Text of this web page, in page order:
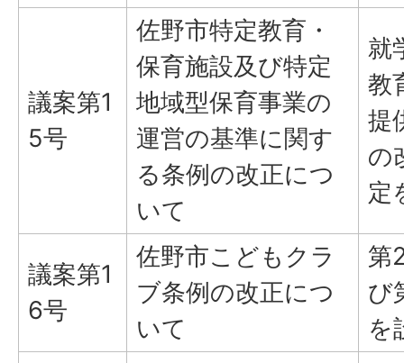
議案第1
5号
佐野市特定教育・
保育施設及び特定
地域型保育事業の
運営の基準に関す
る条例の改正につ
いて
就
教
提
の
定
議案第1
6号
佐野市こどもクラ
ブ条例の改正につ
いて
第
び
を